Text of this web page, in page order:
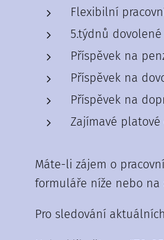
Flexibilní
5.týdnů dovolené
Příspěvek na
Příspěvek na
Příspěvek na
Zajímavé
Máte-li zájem o pracovní
formuláře níže nebo na
Pro sledování